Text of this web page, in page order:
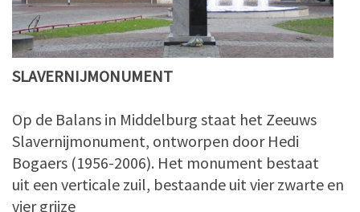
SLAVERNIJMONUMENT
Op de Balans in Middelburg staat het Zeeuws
Slavernijmonument, ontworpen door Hedi
Bogaers (1956-2006). Het monument bestaat
uit een verticale zuil, bestaande uit vier zwarte en
vier grijze